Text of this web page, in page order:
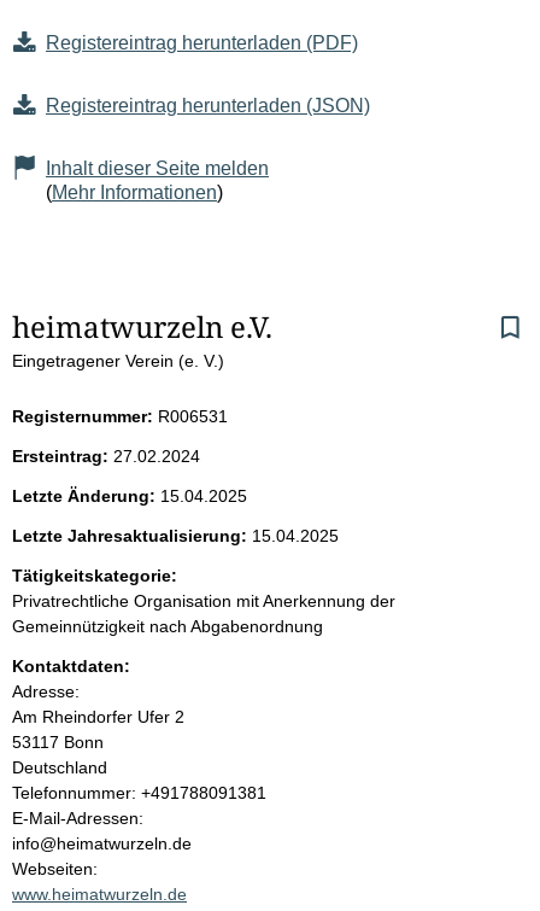
Registereintrag herunterladen (PDF)
Registereintrag herunterladen (JSON)
Inhalt dieser Seite melden
(Mehr Informationen)
S
e
i
t
e
n
i
n
h
a
l
t
heimatwurzeln e.V.
Eingetragener Verein (e. V.)
Registernummer: R006531
Ersteintrag: 27.02.2024
Letzte Änderung: 15.04.2025
Letzte Jahresaktualisierung: 15.04.2025
Tätigkeitskategorie:
Privatrechtliche Organisation mit Anerkennung der
Gemeinnützigkeit nach Abgabenordnung
Kontaktdaten:
Adresse:
Am Rheindorfer Ufer 2
53117 Bonn
Deutschland
K
o
n
t
a
Telefonnummer: +491788091381
E-Mail-Adressen:
info@heimatwurzeln.de
Webseiten:
www.heimatwurzeln.de